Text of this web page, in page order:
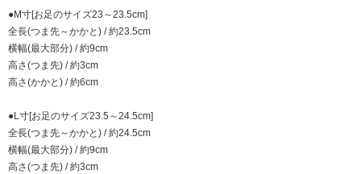
●M寸[お足のサイズ23～23.5cm]
全長(つま先～かかと) / 約23.5cm
横幅(最大部分) / 約9cm
高さ(つま先) / 約3cm
高さ(かかと) / 約6cm
●L寸[お足のサイズ23.5～24.5cm]
全長(つま先～かかと) / 約24.5cm
横幅(最大部分) / 約9cm
高さ(つま先) / 約3cm